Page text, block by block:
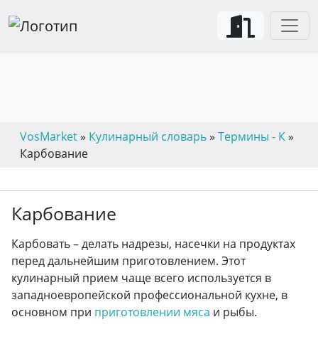
VosMarket» Кулинарный словарь» Термины - К»
Карбование
Карбование
Карбовать – делать надрезы, насечки на продуктах
перед дальнейшим приготовлением. Этот
кулинарный прием чаще всего используется в
западноевропейской профессиональной кухне, в
основном при приготовлении мяса и рыбы.